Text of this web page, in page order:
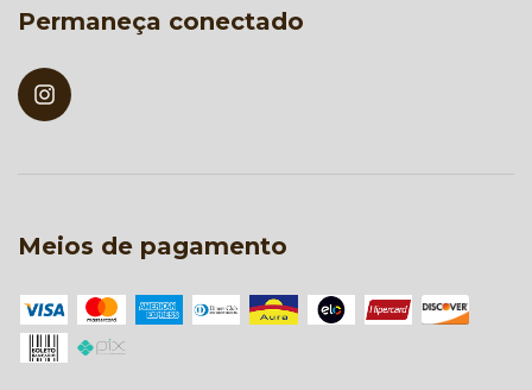
Permaneça conectado
Meios de pagamento